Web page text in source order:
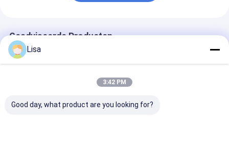
Geadviseerde Producten
Lisa
3:42 PM
Good day, what product are you looking for?